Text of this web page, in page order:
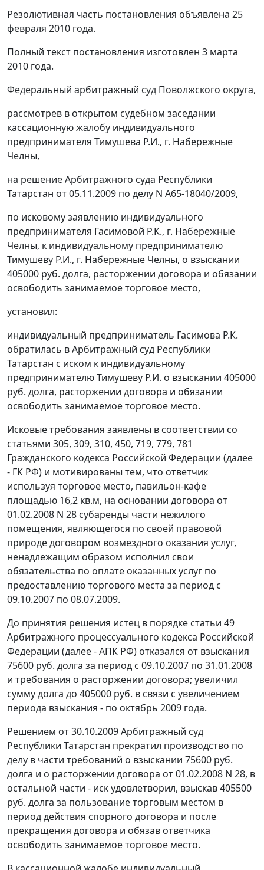
Резолютивная часть постановления объявлена 25
февраля 2010 года.
Полный текст постановления изготовлен 3 марта
2010 года.
Федеральный арбитражный суд Поволжского округа,
рассмотрев в открытом судебном заседании
кассационную жалобу индивидуального
предпринимателя Тимушева Р.И., г. Набережные
Челны,
на решение Арбитражного суда Республики
Татарстан от 05.11.2009 по делу N А65-18040/2009,
по исковому заявлению индивидуального
предпринимателя Гасимовой Р.К., г. Набережные
Челны, к индивидуальному предпринимателю
Тимушеву Р.И., г. Набережные Челны, о взыскании
405000 руб. долга, расторжении договора и обязании
освободить занимаемое торговое место,
установил:
индивидуальный предприниматель Гасимова Р.К.
обратилась в Арбитражный суд Республики
Татарстан с иском к индивидуальному
предпринимателю Тимушеву Р.И. о взыскании 405000
руб. долга, расторжении договора и обязании
освободить занимаемое торговое место.
Исковые требования заявлены в соответствии со
статьями 305, 309, 310, 450, 719, 779, 781
Гражданского кодекса Российской Федерации (далее
- ГК РФ) и мотивированы тем, что ответчик
используя торговое место, павильон-кафе
площадью 16,2 кв.м, на основании договора от
01.02.2008 N 28 субаренды части нежилого
помещения, являющегося по своей правовой
природе договором возмездного оказания услуг,
ненадлежащим образом исполнил свои
обязательства по оплате оказанных услуг по
предоставлению торгового места за период с
09.10.2007 по 08.07.2009.
До принятия решения истец в порядке статьи 49
Арбитражного процессуального кодекса Российской
Федерации (далее - АПК РФ) отказался от взыскания
75600 руб. долга за период с 09.10.2007 по 31.01.2008
и требования о расторжении договора; увеличил
сумму долга до 405000 руб. в связи с увеличением
периода взыскания - по октябрь 2009 года.
Решением от 30.10.2009 Арбитражный суд
Республики Татарстан прекратил производство по
делу в части требований о взыскании 75600 руб.
долга и о расторжении договора от 01.02.2008 N 28, в
остальной части - иск удовлетворил, взыскав 405500
руб. долга за пользование торговым местом в
период действия спорного договора и после
прекращения договора и обязав ответчика
освободить занимаемое торговое место.